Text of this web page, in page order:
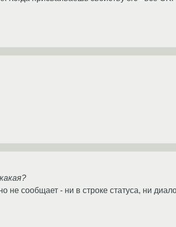
сообщает - ни в строке статуса, ни